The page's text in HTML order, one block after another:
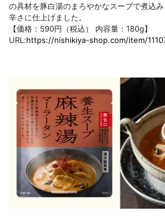
の具材を豚白湯のまろやかなスープで煮込
辛さに仕上げました。
【価格：590円（税込） 内容量：180g】
URL:https://nishikiya-shop.com/item/